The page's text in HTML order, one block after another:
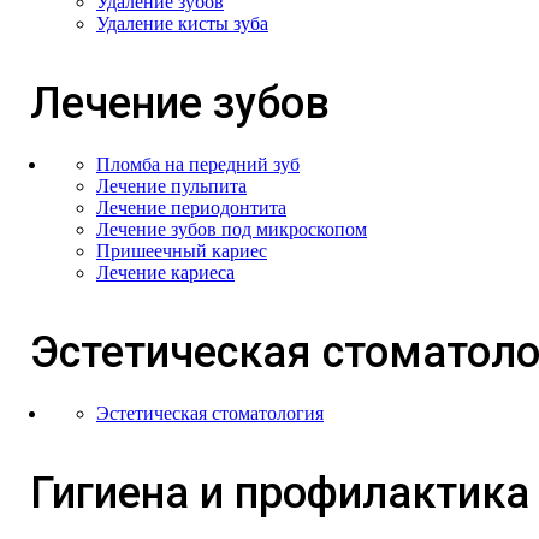
Удаление кисты зуба
Лечение зубов
Пломба на передний зуб
Лечение пульпита
Лечение периодонтита
Лечение зубов под микроскопом
Пришеечный кариес
Лечение кариеса
Эстетическая
Эстетическая стоматология
Гигиена и профилактика